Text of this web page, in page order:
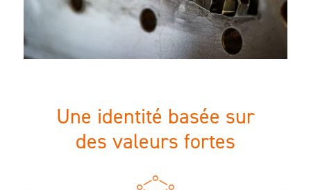
Une identité basée sur
des valeurs fortes